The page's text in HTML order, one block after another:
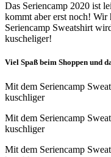
Das Seriencamp 2020 ist
kommt aber erst noch!
Seriencamp Sweatshirt
kuscheliger!
Viel Spaß beim Shoppen und
Mit dem Seriencamp
kuschliger
Mit dem Seriencamp
kuschliger
Mit dem Seriencamp